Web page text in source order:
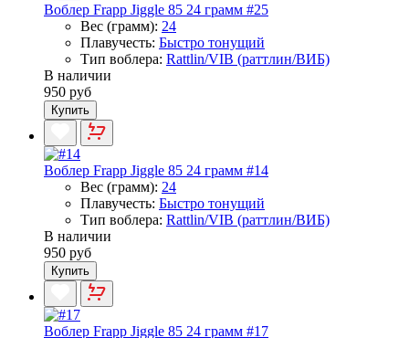
Воблер Frapp Jiggle 85 24 грамм #25
Вес (грамм): 24
Плавучесть: Быстро тонущий
Тип воблера: Rattlin/VIB (раттлин/ВИБ)
В наличии
950 руб
Купить
Воблер Frapp Jiggle 85 24 грамм #14
Вес (грамм): 24
Плавучесть: Быстро тонущий
Тип воблера: Rattlin/VIB (раттлин/ВИБ)
В наличии
950 руб
Купить
Воблер Frapp Jiggle 85 24 грамм #17